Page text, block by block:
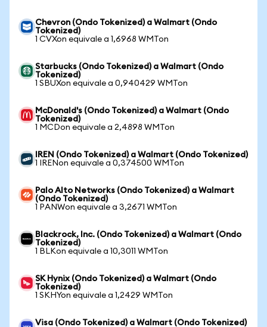
Chevron (Ondo Tokenized) a Walmart (Ondo
Tokenized)
1 CVXon equivale a 1,6968 WMTon
Starbucks (Ondo Tokenized) a Walmart (Ondo
Tokenized)
1 SBUXon equivale a 0,940429 WMTon
McDonald's (Ondo Tokenized) a Walmart (Ondo
Tokenized)
1 MCDon equivale a 2,4898 WMTon
IREN (Ondo Tokenized) a Walmart (Ondo Tokenized)
1 IRENon equivale a 0,374500 WMTon
Palo Alto Networks (Ondo Tokenized) a Walmart
(Ondo Tokenized)
1 PANWon equivale a 3,2671 WMTon
Blackrock, Inc. (Ondo Tokenized) a Walmart (Ondo
Tokenized)
1 BLKon equivale a 10,3011 WMTon
SK Hynix (Ondo Tokenized) a Walmart (Ondo
Tokenized)
1 SKHYon equivale a 1,2429 WMTon
Visa (Ondo Tokenized) a Walmart (Ondo Tokenized)